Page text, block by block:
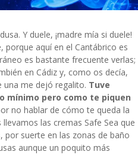
Y duele, ¡madre mía si duele!
porque aquí en el Cantábrico es
es bastante frecuente verlas;
en Cádiz y, como os decía,
una me dejó regalito. Tuve
mínimo pero como te piquen
no hablar de cómo te queda la
las cremas Safe Sea que
por suerte en las zonas de baño
aunque un poquito más